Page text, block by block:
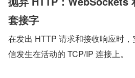
套接字
在发出 HTTP 请求和接收响应时
信发生在活动的 TCP/IP 连接上。